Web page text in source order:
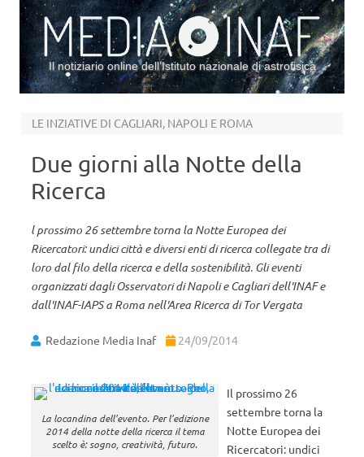
Il notiziario online dell’Istituto nazionale di astrofisica
LE INZIATIVE DI CAGLIARI, NAPOLI E ROMA
Due giorni alla Notte della
Ricerca
l prossimo 26 settembre torna la Notte Europea dei
Ricercatori: undici città e diversi enti di ricerca collegate tra di
loro dal filo della ricerca e della sostenibilità. Gli eventi
organizzati dagli Osservatori di Napoli e Cagliari dell'INAF e
dall'INAF-IAPS a Roma nell'Area Ricerca di Tor Vergata
Redazione Media Inaf 24/09/2014
La locandina dell’evento. Per l’edizione
2014 della notte della ricerca il tema
scelto è: sogno, creatività, futuro.
Il prossimo 26
settembre torna la
Notte Europea dei
Ricercatori: undici